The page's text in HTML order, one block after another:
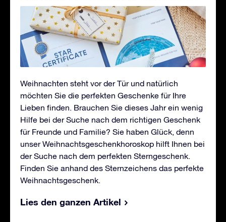
Weihnachten steht vor der Tür und natürlich
möchten Sie die perfekten Geschenke für Ihre
Lieben finden. Brauchen Sie dieses Jahr ein wenig
Hilfe bei der Suche nach dem richtigen Geschenk
für Freunde und Familie? Sie haben Glück, denn
unser Weihnachtsgeschenkhoroskop hilft Ihnen bei
der Suche nach dem perfekten Sterngeschenk.
Finden Sie anhand des Sternzeichens das perfekte
Weihnachtsgeschenk.
Lies den ganzen Artikel